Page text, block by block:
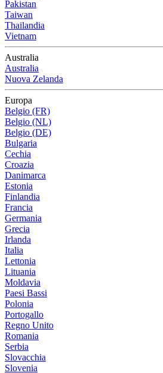
Pakistan
Taiwan
Thailandia
Vietnam
Australia
Australia
Nuova Zelanda
Europa
Belgio (FR)
Belgio (NL)
Belgio (DE)
Bulgaria
Cechia
Croazia
Danimarca
Estonia
Finlandia
Francia
Germania
Grecia
Irlanda
Italia
Lettonia
Lituania
Moldavia
Paesi Bassi
Polonia
Portogallo
Regno Unito
Romania
Serbia
Slovacchia
Slovenia